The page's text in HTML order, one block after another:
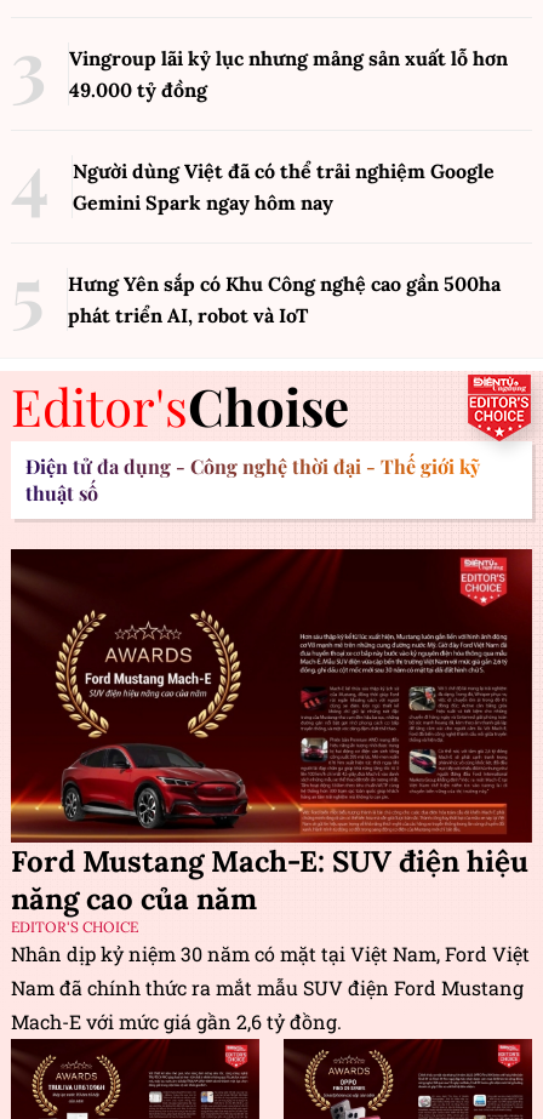
Vingroup lãi kỷ lục nhưng mảng sản xuất lỗ hơn
49.000 tỷ đồng
Người dùng Việt đã có thể trải nghiệm Google
Gemini Spark ngay hôm nay
Hưng Yên sắp có Khu Công nghệ cao gần 500ha
phát triển AI, robot và IoT
Editor'sChoise
Điện tử đa dụng - Công nghệ thời đại - Thế giới kỹ
thuật số
Ford Mustang Mach-E: SUV điện hiệu
năng cao của năm
EDITOR'S CHOICE
Nhân dịp kỷ niệm 30 năm có mặt tại Việt Nam, Ford Việt
Nam đã chính thức ra mắt mẫu SUV điện Ford Mustang
Mach-E với mức giá gần 2,6 tỷ đồng.